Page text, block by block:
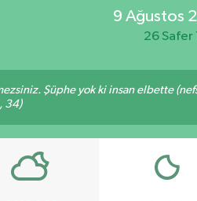
9 Ağustos
26 Safer
Şüphe yok ki insan elbette
34)